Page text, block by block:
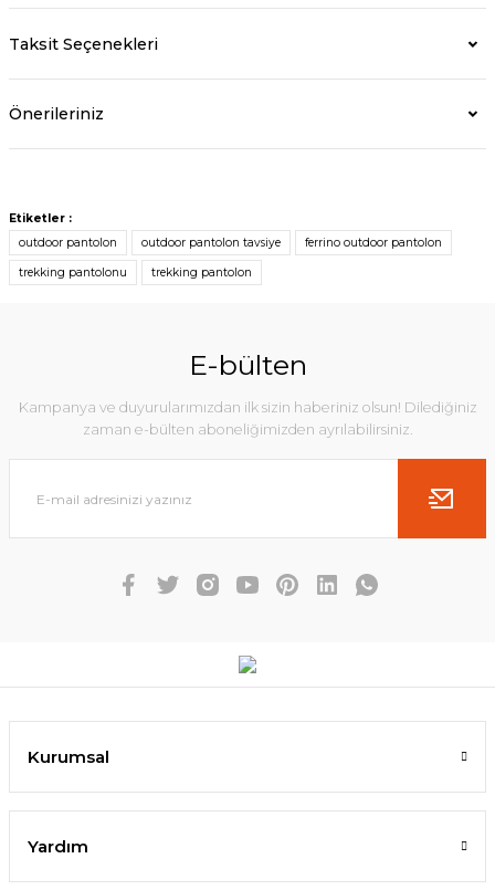
Taksit Seçenekleri
Önerileriniz
Etiketler :
outdoor pantolon
outdoor pantolon tavsiye ferrino outdoor pantolon
trekking pantolonu trekking pantolon
E-bülten
Kampanya ve duyurularımızdan ilk sizin haberiniz olsun! Dilediğiniz
zaman e-bülten aboneliğimizden ayrılabilirsiniz.
Kurumsal
Yardım